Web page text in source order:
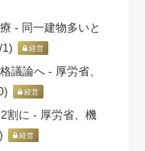
- 同一建物多いと
1)
経営
議論へ - 厚労省、
経営
割に - 厚労省、機
経営